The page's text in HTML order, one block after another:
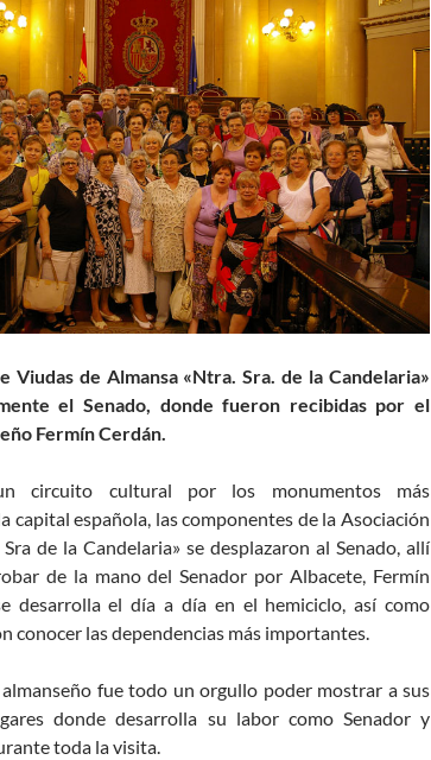
Viudas de Almansa «Ntra. Sra. de la Candelaria»
el Senado, donde fueron recibidas por el
Fermín Cerdán.
circuito cultural por los monumentos más
capital española, las componentes de la Asociación
de la Candelaria» se desplazaron al Senado, allí
de la mano del Senador por Albacete, Fermín
desarrolla el día a día en el hemiciclo, así como
conocer las dependencias más importantes.
almanseño fue todo un orgullo poder mostrar a sus
donde desarrolla su labor como Senador y
toda la visita.